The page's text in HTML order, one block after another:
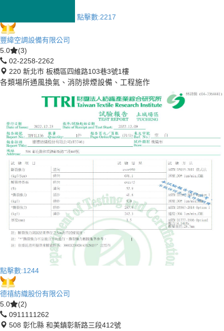
點擊數:2217
豐緯空調設備有限公司
5.0
(3)
02-2258-2262
220 新北市 板橋區四維路103巷3號1樓
各類場所通風換氣、消防排煙設備、工程施作
點擊數:1244
德禧紡織股份有限公司
5.0
(2)
0911111262
508 彰化縣 和美鎮彰新路三段412號